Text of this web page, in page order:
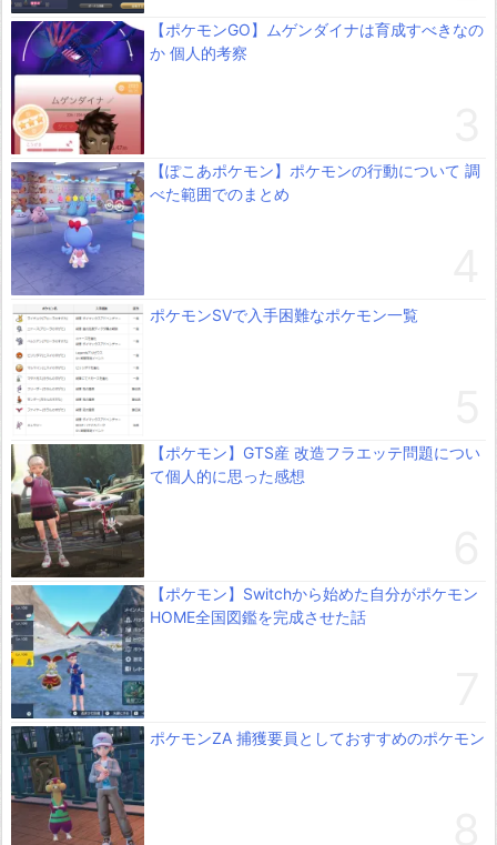
【ポケモンGO】ムゲンダイナは育成すべきなの
か 個人的考察
【ぽこあポケモン】ポケモンの行動について 調
べた範囲でのまとめ
ポケモンSVで入手困難なポケモン一覧
【ポケモン】GTS産 改造フラエッテ問題につい
て個人的に思った感想
【ポケモン】Switchから始めた自分がポケモン
HOME全国図鑑を完成させた話
ポケモンZA 捕獲要員としておすすめのポケモン